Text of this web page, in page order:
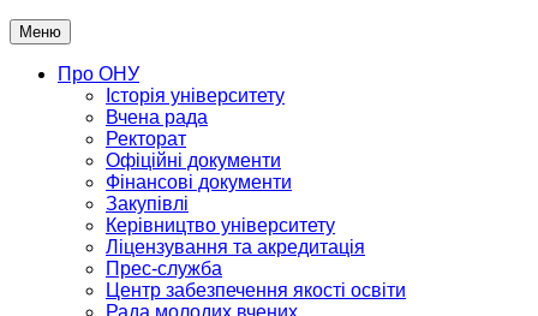
Меню
Про ОНУ
Історія університету
Вчена рада
Ректорат
Офіційні документи
Фінансові документи
Закупівлі
Керівництво університету
Ліцензування та акредитація
Прес-служба
Центр забезпечення якості освіти
Рада молодих вчених